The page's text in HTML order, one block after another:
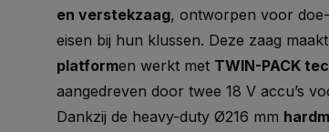
en verstekzaag, ontworpen voor
eisen bij hun klussen. Deze zaag
platformen werkt met TWIN-PACK
aangedreven door twee 18 V accu’s
Dankzij de heavy-duty Ø216 mm